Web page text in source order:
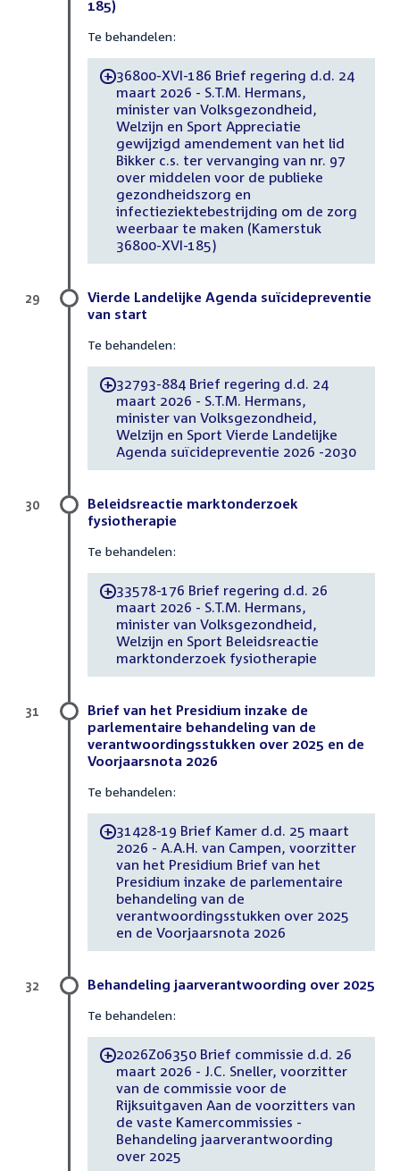
185)
Te behandelen:
-36800-XVI-186 Brief regering d.d. 24
maart 2026 - S.T.M. Hermans,
minister van Volksgezondheid,
Welzijn en Sport Appreciatie
gewijzigd amendement van het lid
Bikker c.s. ter vervanging van nr. 97
over middelen voor de publieke
gezondheidszorg en
infectieziektebestrijding om de zorg
weerbaar te maken (Kamerstuk
36800-XVI-185)
Vierde Landelijke Agenda suïcidepreventie
van start
Te behandelen:
-32793-884 Brief regering d.d. 24
maart 2026 - S.T.M. Hermans,
minister van Volksgezondheid,
Welzijn en Sport Vierde Landelijke
Agenda suïcidepreventie 2026 -2030
29
Beleidsreactie marktonderzoek
fysiotherapie
Te behandelen:
-33578-176 Brief regering d.d. 26
maart 2026 - S.T.M. Hermans,
minister van Volksgezondheid,
Welzijn en Sport Beleidsreactie
marktonderzoek fysiotherapie
30
Brief van het Presidium inzake de
parlementaire behandeling van de
verantwoordingsstukken over 2025 en de
Voorjaarsnota 2026
Te behandelen:
-31428-19 Brief Kamer d.d. 25 maart
2026 - A.A.H. van Campen, voorzitter
van het Presidium Brief van het
Presidium inzake de parlementaire
behandeling van de
verantwoordingsstukken over 2025
en de Voorjaarsnota 2026
31
Behandeling jaarverantwoording over 2025
Te behandelen:
-2026Z06350 Brief commissie d.d. 26
maart 2026 - J.C. Sneller, voorzitter
van de commissie voor de
Rijksuitgaven Aan de voorzitters van
de vaste Kamercommissies -
Behandeling jaarverantwoording
over 2025
32